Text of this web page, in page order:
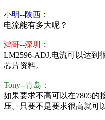
小明--陕西：
电流能有多大呢？
鸿哥--深圳：
LM2596-ADJ,电流可以达到
芯片资料。
Tony--青岛：
如果要求不高可以在7805的
压。只要不是要求很高就可